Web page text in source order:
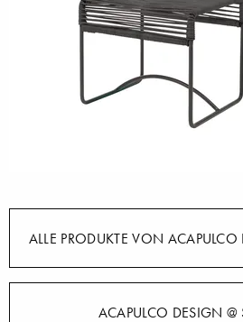
ALLE PRODUKTE VON ACAPULCO
ACAPULCO DESIGN @